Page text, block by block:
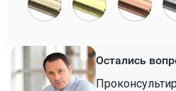
Остались